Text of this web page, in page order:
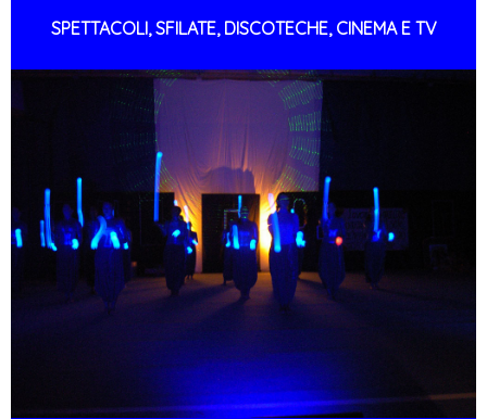
SPETTACOLI, SFILATE, DISCOTECHE, CINEMA E TV